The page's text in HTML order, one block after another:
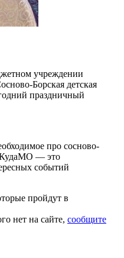
учреждении
Борская детская
праздничный
про сосново-
КудаМО — это
событий
пройдут в
нет на сайте, сообщите